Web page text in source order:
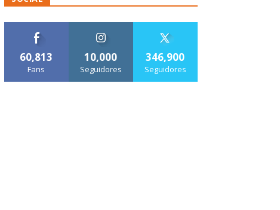
60,813
Fans
10,000
Seguidores
346,900
Seguidores